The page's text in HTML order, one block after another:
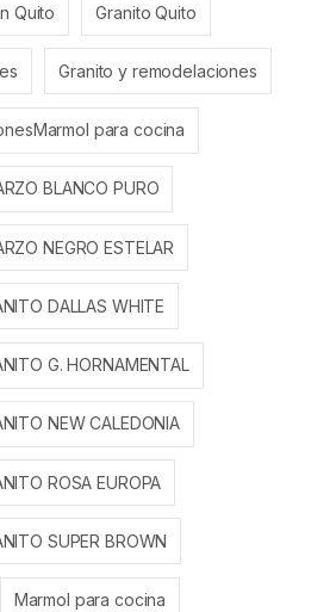
Quito Granito Quito
Granito y remodelaciones
para cocina
BLANCO PURO
NEGRO ESTELAR
DALLAS WHITE
G. HORNAMENTAL
NEW CALEDONIA
ROSA EUROPA
SUPER BROWN
Marmol para cocina